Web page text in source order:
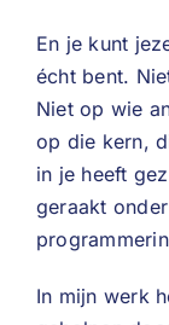
En je kunt
écht bent.
Niet op wie
op die kern,
in je heeft
geraakt
In mijn werk